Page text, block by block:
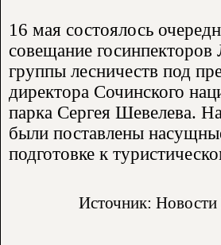
16 мая состоялось
совещание госинпекторов
группы лесничеств под
директора Сочинского
парка Сергея Шевелева.
были поставлены
подготовке к
Источник: